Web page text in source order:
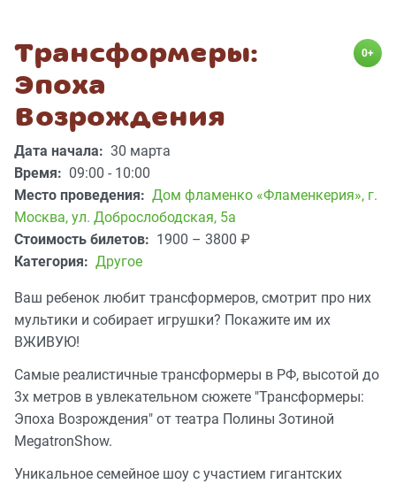
Трансформеры:
Эпоха
Возрождения
0+
Дата начала: 30 марта
Время: 09:00 - 10:00
Место проведения: Дом фламенко «Фламенкерия», г.
Москва, ул. Доброслободская, 5а
Стоимость билетов: 1900 – 3800 ₽
Категория: Другое
Ваш ребенок любит трансформеров, смотрит про них
мультики и собирает игрушки? Покажите им их
ВЖИВУЮ!
Самые реалистичные трансформеры в РФ, высотой до
3х метров в увлекательном сюжете "Трансформеры:
Эпоха Возрождения" от театра Полины Зотиной
MegatronShow.
Уникальное семейное шоу с участием гигантских